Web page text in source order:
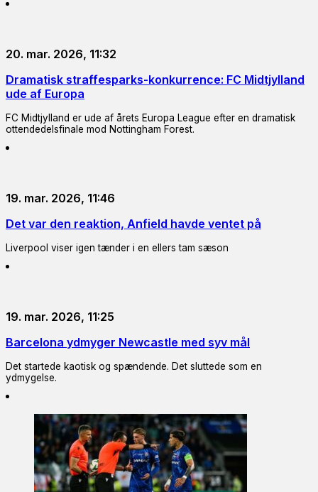
20. mar. 2026, 11:32
Dramatisk straffesparks-konkurrence: FC Midtjylland
ude af Europa
FC Midtjylland er ude af årets Europa League efter en dramatisk
ottendedelsfinale mod Nottingham Forest.
19. mar. 2026, 11:46
Det var den reaktion, Anfield havde ventet på
Liverpool viser igen tænder i en ellers tam sæson
19. mar. 2026, 11:25
Barcelona ydmyger Newcastle med syv mål
Det startede kaotisk og spændende. Det sluttede som en
ydmygelse.